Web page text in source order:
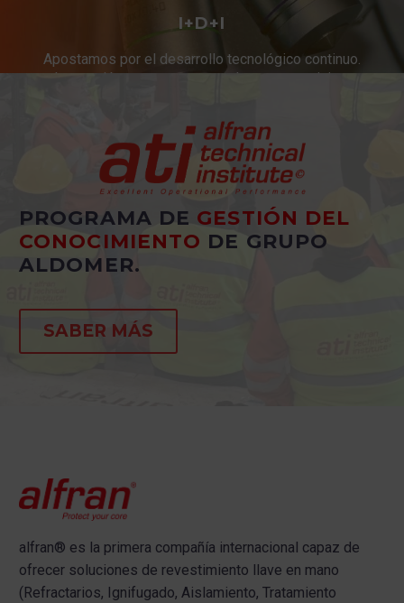
I+D+I
Apostamos por el desarrollo tecnológico continuo.
Innovación constante en productos y servicios.
PROGRAMA DE GESTIÓN DEL
CONOCIMIENTO DE GRUPO
ALDOMER.
SABER MÁS
alfran® es la primera compañía internacional capaz de
ofrecer soluciones de revestimiento llave en mano
(Refractarios, Ignifugado, Aislamiento, Tratamiento